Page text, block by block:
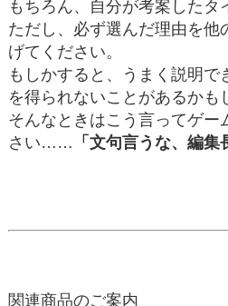
もちろん、自分が考案したタ
ただし、必ず選んだ理由を他
げてください。
もしかすると、うまく説明で
を得られないことがあるかも
そんなときはこう言ってゲー
さい…… 「文句言うな、編集
関連商品のご案内